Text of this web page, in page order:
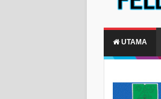
UTAMA